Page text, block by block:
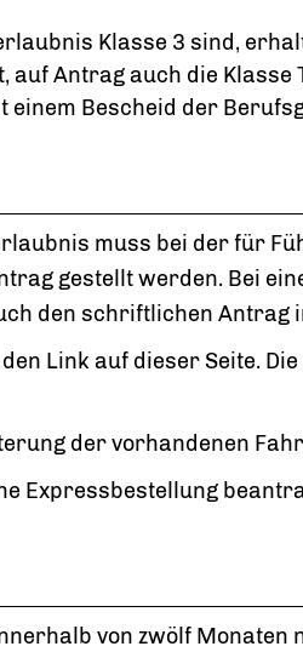
Klasse 3 sind,
Antrag auch die
einem Bescheid der Be
muss bei der für
gestellt werden. Bei
den schriftlichen
Link auf dieser Seite.
der vorhandenen
Expressbestellung bean
von zwölf